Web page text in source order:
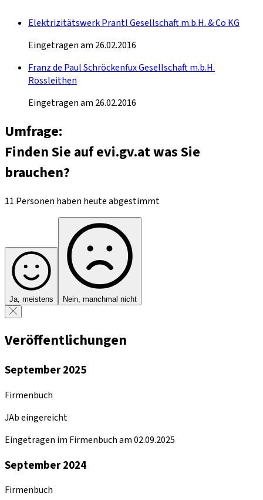
Elektrizitätswerk Prantl Gesellschaft m.b.H. & Co KG
Eingetragen am 26.02.2016
Franz de Paul Schröckenfux Gesellschaft m.b.H.
Rossleithen
Eingetragen am 26.02.2016
Umfrage:
Finden Sie auf evi.gv.at was Sie
brauchen?
11 Personen haben heute abgestimmt
Ja, meistens Nein, manchmal nicht
Veröffentlichungen
September 2025
Firmenbuch
JAb eingereicht
Eingetragen im Firmenbuch am 02.09.2025
September 2024
Firmenbuch